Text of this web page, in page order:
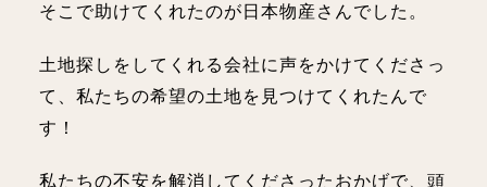
そこで助けてくれたのが日本物産さんでした。
土地探しをしてくれる会社に声をかけてくださっ
て、私たちの希望の土地を見つけてくれたんで
す！
私たちの不安を解消してくださったおかげで、頭